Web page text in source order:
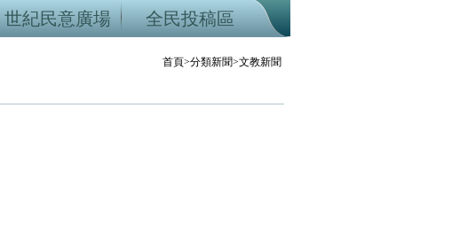
世紀民意廣場 全民投稿區
首頁>分類新聞>文教新聞